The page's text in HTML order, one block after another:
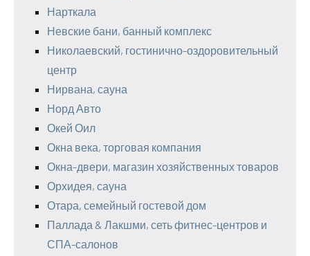
Нарткала
Невские бани, банный комплекс
Николаевский, гостинично-оздоровительный
центр
Нирвана, сауна
Норд Авто
Окей Оил
Окна века, торговая компания
Окна-двери, магазин хозяйственных товаров
Орхидея, сауна
Отара, семейный гостевой дом
Паллада & Лакшми, сеть фитнес-центров и
СПА-салонов